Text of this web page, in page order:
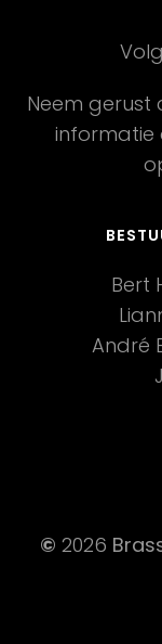
Neem
informatie
Bert
André
© 2026